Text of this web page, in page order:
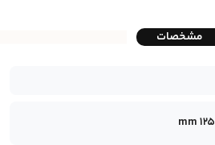
مشخصات
125 mm